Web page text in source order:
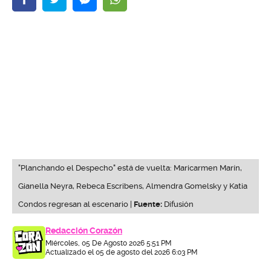
"Planchando el Despecho" está de vuelta: Maricarmen Marín,
Gianella Neyra, Rebeca Escribens, Almendra Gomelsky y Katia
Condos regresan al escenario | Fuente: Difusión
Redacción Corazón
Miércoles, 05 De Agosto 2026 5:51 PM
Actualizado el 05 de agosto del 2026 6:03 PM